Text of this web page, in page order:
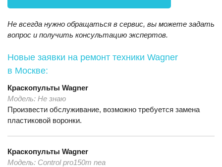
Не всегда нужно обращаться в сервис, вы можете задать
вопрос и получить консультацию экспертов.
Новые заявки на ремонт техники Wagner
в Москве:
Краскопульты Wagner
Модель: Не знаю
Произвести обслуживание, возможно требуется замена
пластиковой воронки.
Краскопульты Wagner
Модель: Control pro150m nea